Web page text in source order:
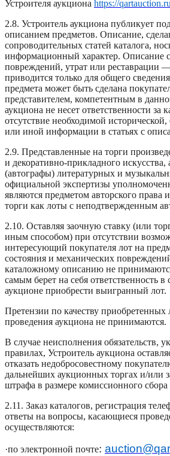
Устроителя аукциона https://
2.8. Устроитель аукциона публикует
описанием предметов. Описание,
сопроводительных статей каталога,
информационный характер. Описание
повреждений, утрат или реставрации
приводится только для общего
предмета может быть сделана
представителем, компетентным в
аукциона не несет ответственности за
отсутствие необходимой
или иной информации в статьях с
2.9. Представленные на торги
и декоративно-прикладного искусства,
(автографы) литературных и
официальной экспертизы
являются предметом авторского права
торги как лоты с неподтвержденным
2.10. Оставляя заочную ставку (или
иным способом) при отсутствии
интересующий покупателя лот на
состояния и механических
каталожному описанию не
самым берет на себя ответственность
аукционе приобрести выигранный лот.
Претензии по качеству приобретенных
проведения аукциона не принимаются.
В случае неисполнения обязательств,
правилах, Устроитель аукциона
отказать недобросовестному
дальнейших аукционных торгах и/или
штрафа в размере комиссионного сбора
2.11. Заказ каталогов, регистрация
ответы на вопросы, касающиеся
осуществляются:
·по электронной почте: